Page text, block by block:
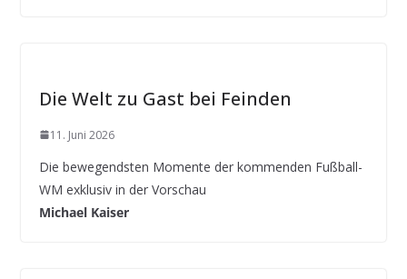
Die Welt zu Gast bei Feinden
11. Juni 2026
Die bewegendsten Momente der kommenden Fußball-
WM exklusiv in der Vorschau
Michael Kaiser